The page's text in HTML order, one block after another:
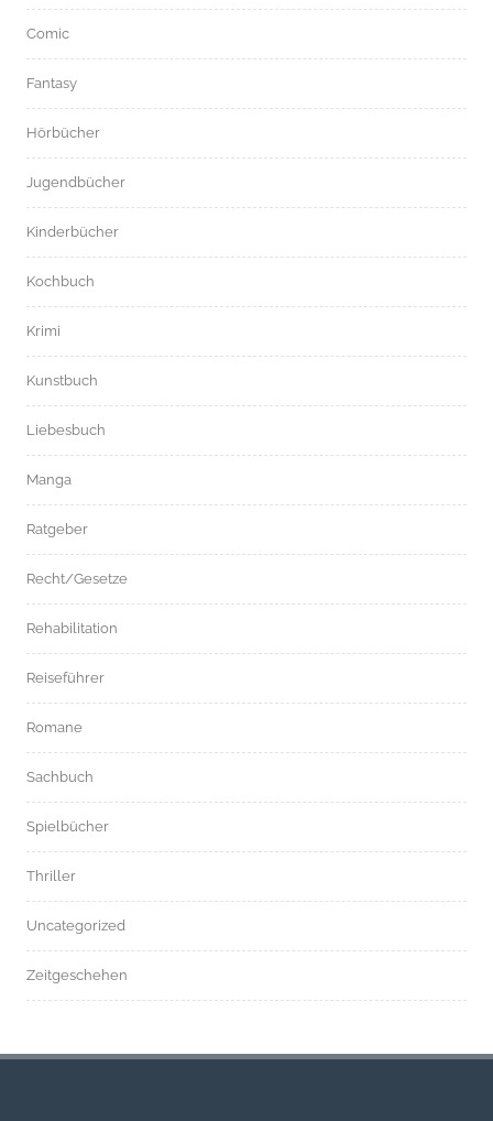
Comic
Fantasy
Hörbücher
Jugendbücher
Kinderbücher
Kochbuch
Krimi
Kunstbuch
Liebesbuch
Manga
Ratgeber
Recht/Gesetze
Rehabilitation
Reiseführer
Romane
Sachbuch
Spielbücher
Thriller
Uncategorized
Zeitgeschehen